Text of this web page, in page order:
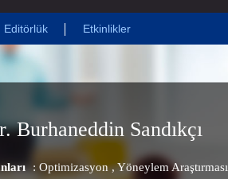
Editörlük Etkinlikler
Burhaneddin Sandıkçı
: Optimizasyon,Yöneylem Araştırması